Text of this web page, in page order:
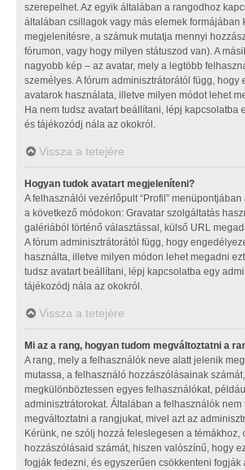
szerepelhet. Az egyik általában a rangodhoz
általában csillagok vagy más elemek formájában
megjelenítésre, a számuk mutatja mennyi
fórumon, vagy hogy milyen státuszod van). A
nagyobb kép – az avatar, mely a legtöbb
személyes. A fórum adminisztrátorától függ, hogy
avatarok használata, illetve milyen módot lehet
Ha nem tudsz avatart beállítani, lépj kapcsolatba
és tájékozódj nála az okokról.
Vissza a tetejére
Hogyan tudok avatart megjeleníteni?
A felhasználói vezérlőpult “Profil”
a következő módokon: Gravatar szolgáltatás
galériából történő választással, külső URL
A fórum adminisztrátorától függ, hogy
használta, illetve milyen módon lehet megadni
tudsz avatart beállítani, lépj kapcsolatba egy
tájékozódj nála az okokról.
Vissza a tetejére
Mi az a rang, hogyan tudom megváltoztatni a
A rang, mely a felhasználók neve alatt jelenik
mutassa, a felhasználó hozzászólásainak
megkülönböztessen egyes felhasználókat,
adminisztrátorokat. Általában a felhasználók nem
megváltoztatni a rangjukat, mivel azt az
Kérünk, ne szólj hozzá feleslegesen a témákhoz,
hozzászólásaid számát, hiszen valószínű, hogy
fogják fedezni, és egyszerűen csökkenteni fogják